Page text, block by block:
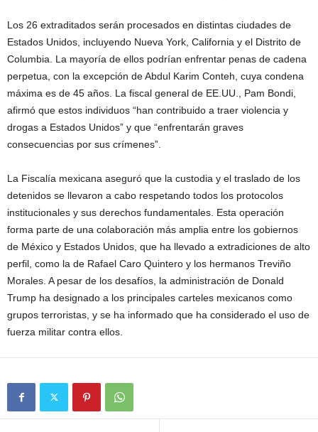
Los 26 extraditados serán procesados en distintas ciudades de
Estados Unidos, incluyendo Nueva York, California y el Distrito de
Columbia. La mayoría de ellos podrían enfrentar penas de cadena
perpetua, con la excepción de Abdul Karim Conteh, cuya condena
máxima es de 45 años. La fiscal general de EE.UU., Pam Bondi,
afirmó que estos individuos “han contribuido a traer violencia y
drogas a Estados Unidos” y que “enfrentarán graves
consecuencias por sus crímenes”.
La Fiscalía mexicana aseguró que la custodia y el traslado de los
detenidos se llevaron a cabo respetando todos los protocolos
institucionales y sus derechos fundamentales. Esta operación
forma parte de una colaboración más amplia entre los gobiernos
de México y Estados Unidos, que ha llevado a extradiciones de alto
perfil, como la de Rafael Caro Quintero y los hermanos Treviño
Morales. A pesar de los desafíos, la administración de Donald
Trump ha designado a los principales carteles mexicanos como
grupos terroristas, y se ha informado que ha considerado el uso de
fuerza militar contra ellos.